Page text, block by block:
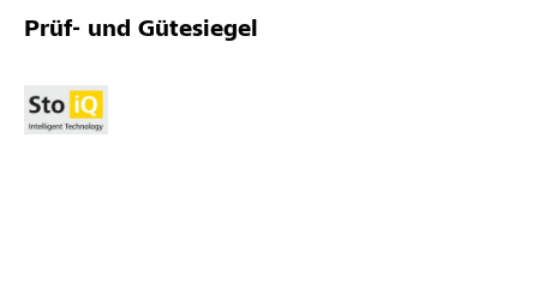
Prüf- und Gütesiegel